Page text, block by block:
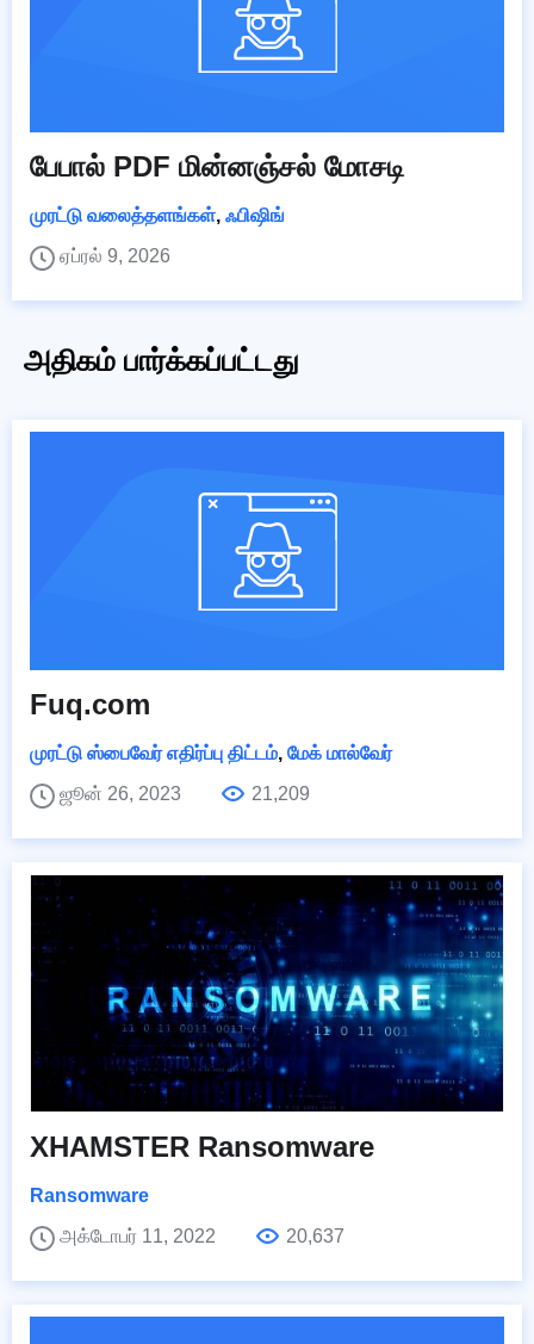
பேபால் PDF மின்னஞ்சல் மோசடி
முரட்டு வலைத்தளங்கள், ஃபிஷிங்
ஏப்ரல் 9, 2026
அதிகம் பார்க்கப்பட்டது
Fuq.com
முரட்டு ஸ்பைவேர் எதிர்ப்பு திட்டம், மேக் மால்வேர்
ஜூன் 26, 2023
21,209
XHAMSTER Ransomware
Ransomware
அக்டோபர் 11, 2022
20,637